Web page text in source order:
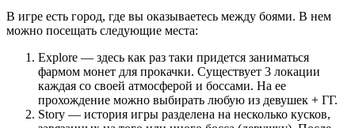
В игре есть город, где вы оказываетесь между боями. В нем
можно посещать следующие места:
Explore — здесь как раз таки придется заниматься
фармом монет для прокачки. Существует 3 локации
каждая со своей атмосферой и боссами. На ее
прохождение можно выбирать любую из девушек + ГГ.
Story — история игры разделена на несколько кусков,